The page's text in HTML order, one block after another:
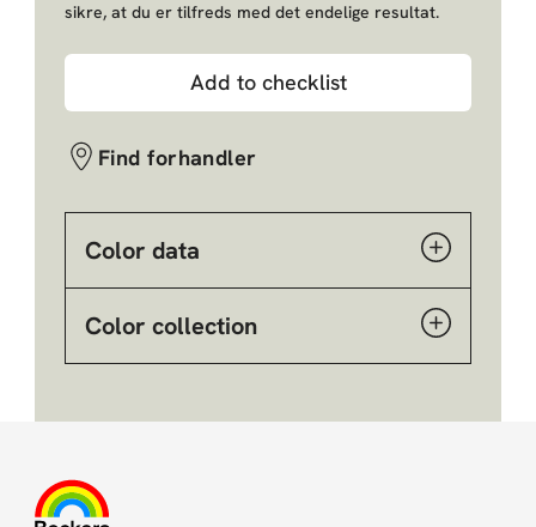
sikre, at du er tilfreds med det endelige resultat.
Add to checklist
Find forhandler
Color data
Color collection